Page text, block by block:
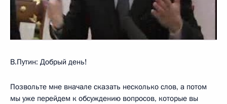
В.Путин: Добрый день!
Позвольте мне вначале сказать несколько слов, а потом
мы уже перейдем к обсуждению вопросов, которые вы